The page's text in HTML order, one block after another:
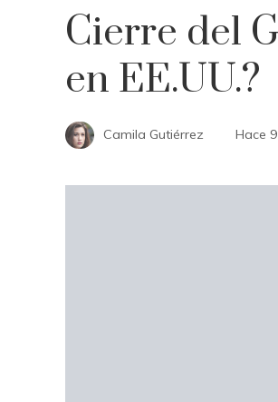
Cierre del
en EE.UU.?
Camila Gutiérrez Hace